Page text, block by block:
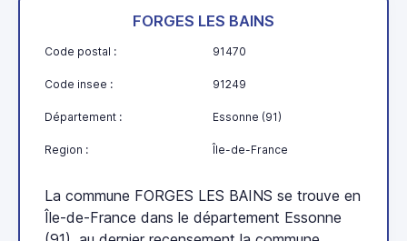
FORGES LES BAINS
Code postal : 91470
Code insee : 91249
Département : Essonne (91)
Region : Île-de-France
La commune FORGES LES BAINS se trouve en
Île-de-France dans le département Essonne